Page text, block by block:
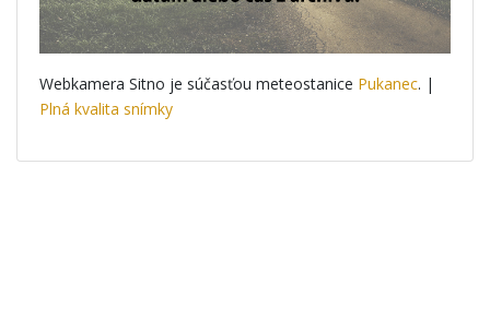
Webkamera Sitno je súčasťou meteostanice Pukanec. |
Plná kvalita snímky